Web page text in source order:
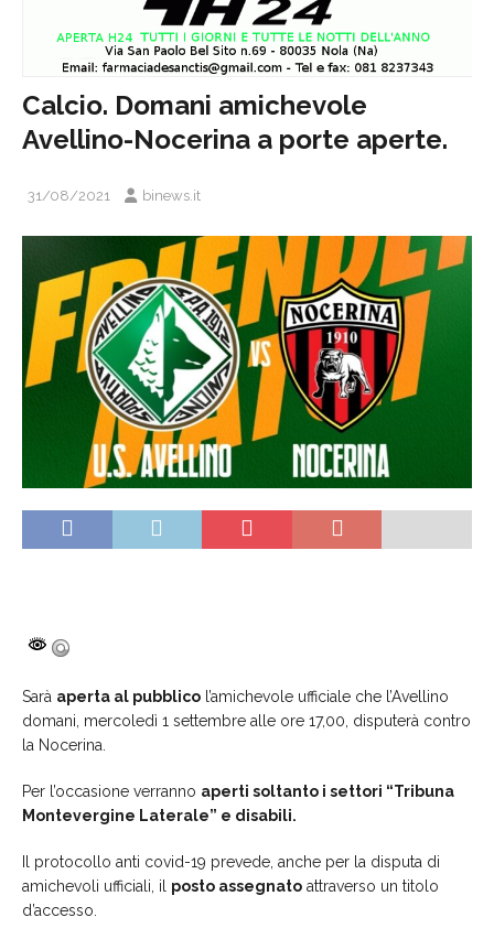
Calcio. Domani amichevole
Avellino-Nocerina a porte aperte.
31/08/2021 binews.it
Sarà aperta al pubblico l’amichevole ufficiale che l’Avellino
domani, mercoledì 1 settembre alle ore 17,00, disputerà contro
la Nocerina.
Per l’occasione verranno aperti soltanto i settori “Tribuna
Montevergine Laterale” e disabili.
Il protocollo anti covid-19 prevede, anche per la disputa di
amichevoli ufficiali, il posto assegnato attraverso un titolo
d’accesso.